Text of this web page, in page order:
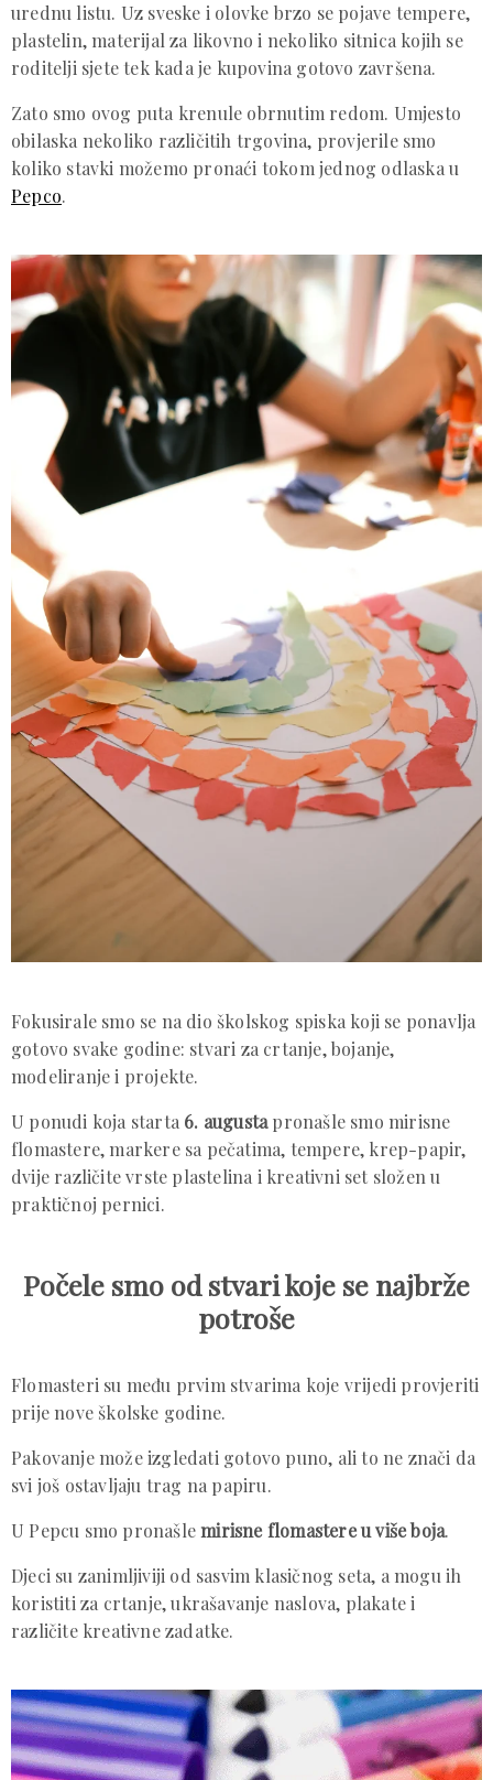
urednu listu. Uz sveske i olovke brzo se pojave tempere,
plastelin, materijal za likovno i nekoliko sitnica kojih se
roditelji sjete tek kada je kupovina gotovo završena.
Zato smo ovog puta krenule obrnutim redom. Umjesto
obilaska nekoliko različitih trgovina, provjerile smo
koliko stavki možemo pronaći tokom jednog odlaska u
Pepco.
Fokusirale smo se na dio školskog spiska koji se ponavlja
gotovo svake godine: stvari za crtanje, bojanje,
modeliranje i projekte.
U ponudi koja starta 6. augustapronašle smo mirisne
flomastere, markere sa pečatima, tempere, krep-papir,
dvije različite vrste plastelina i kreativni set složen u
praktičnoj pernici.
Počele smo od stvari koje se najbrže
potroše
Flomasteri su među prvim stvarima koje vrijedi provjeriti
prije nove školske godine.
Pakovanje može izgledati gotovo puno, ali to ne znači da
svi još ostavljaju trag na papiru.
U Pepcu smo pronašlemirisne flomastere u više boja.
Djeci su zanimljiviji od sasvim klasičnog seta, a mogu ih
koristiti za crtanje, ukrašavanje naslova, plakate i
različite kreativne zadatke.